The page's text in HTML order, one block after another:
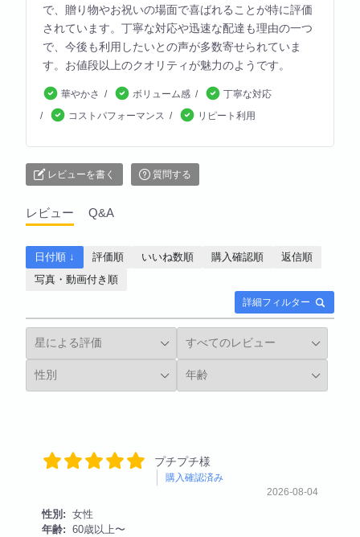
で、贈り物やお祝いの場面で喜ばれることが特に評価
されています。丁寧な対応や迅速な配達も理由の一つ
で、今後も利用したいとの声が多数寄せられていま
す。お値段以上のクオリティが魅力のようです。
華やかさ ボリューム感
丁寧な対応
コストパフォーマンス
リピート利用
レビューを書く 質問する
レビュー Q&A
詳細フィルター
日付順 ↓ 評価順 いいね数順 購入確認順
返信順
写真・動画付き順
プチプチ様
購入確認済み
2026-08-04
性別: 女性
年齢: 60歳以上〜